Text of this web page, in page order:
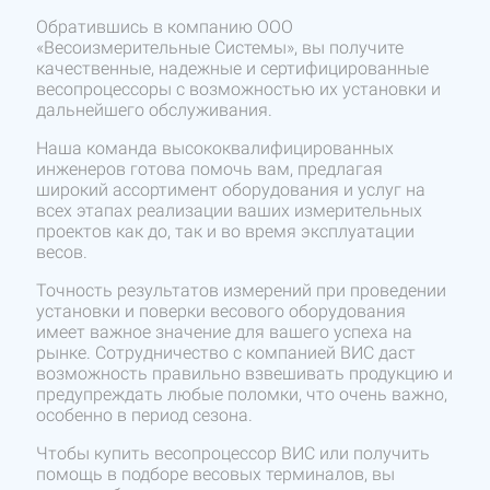
Обратившись в компанию ООО
«Весоизмерительные Системы», вы получите
качественные, надежные и сертифицированные
весопроцессоры с возможностью их установки и
дальнейшего обслуживания.
Наша команда высококвалифицированных
инженеров готова помочь вам, предлагая
широкий ассортимент оборудования и услуг на
всех этапах реализации ваших измерительных
проектов как до, так и во время эксплуатации
весов.
Точность результатов измерений при проведении
установки и поверки весового оборудования
имеет важное значение для вашего успеха на
рынке. Сотрудничество с компанией ВИС даст
возможность правильно взвешивать продукцию и
предупреждать любые поломки, что очень важно,
особенно в период сезона.
Чтобы купить весопроцесcор ВИС или получить
помощь в подборе весовых терминалов, вы